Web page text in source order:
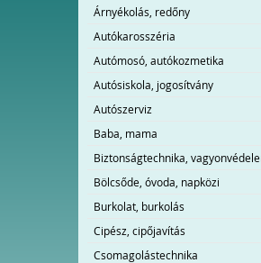
Árnyékolás, redőny
Autókarosszéria
Autómosó, autókozmetika
Autósiskola, jogosítvány
Autószerviz
Baba, mama
Biztonságtechnika,
Bölcsőde, óvoda, napközi
Burkolat, burkolás
Cipész, cipőjavítás
Csomagolástechnika